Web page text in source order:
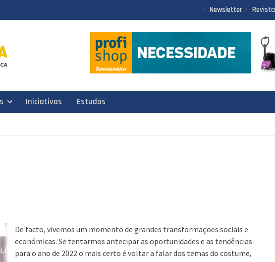
Newsletter Revista
Iniciativas Estudos
De facto, vivemos um momento de grandes transformações sociais e
económicas. Se tentarmos antecipar as oportunidades e as tendências
para o ano de 2022 o mais certo é voltar a falar dos temas do costume,